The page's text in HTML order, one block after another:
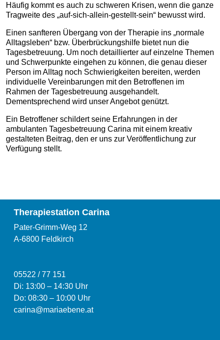
Häufig kommt es auch zu schweren Krisen, wenn die ganze
Tragweite des „auf-sich-allein-gestellt-sein“ bewusst wird.
Einen sanfteren Übergang von der Therapie ins „normale
Alltagsleben“ bzw. Überbrückungshilfe bietet nun die
Tagesbetreuung. Um noch detaillierter auf einzelne Themen
und Schwerpunkte eingehen zu können, die genau dieser
Person im Alltag noch Schwierigkeiten bereiten, werden
individuelle Vereinbarungen mit den Betroffenen im
Rahmen der Tagesbetreuung ausgehandelt.
Dementsprechend wird unser Angebot genützt.
Ein Betroffener schildert seine Erfahrungen in der
ambulanten Tagesbetreuung Carina mit einem kreativ
gestalteten Beitrag, den er uns zur Veröffentlichung zur
Verfügung stellt.
Therapiestation Carina
Pater-Grimm-Weg 12
A-6800 Feldkirch
05522 / 77 151
Di: 13:00 – 14:30 Uhr
Do: 08:30 – 10:00 Uhr
carina@mariaebene.at